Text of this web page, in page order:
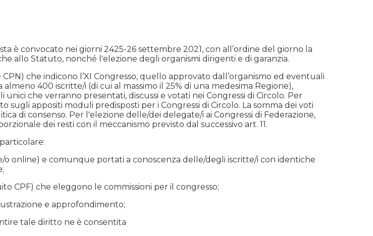
è convocato nei giorni 24­25-26 settembre 2021, con all’ordine del giorno la
allo Statuto, nonché l'elezione degli organismi dirigenti e di garanzia.
che indicono l’XI Congresso, quello approvato dall’organismo ed eventuali
400 iscritte/i (di cui al massimo il 25% di una medesima Regione),
che verranno presentati, discussi e votati nei Congressi di Circolo. Per
appositi moduli predisposti per i Congressi di Circolo. La somma dei voti
di consenso. Per l'elezione delle/dei delegate/i ai Congressi di Federazione,
dei resti con il meccanismo previsto dal successivo art. 11.
o online) e comunque portati a conoscenza delle/degli iscritte/i con identiche
CPF) che eleggono le commissioni per il congresso;
e approfondimento;
tale diritto ne è consentita